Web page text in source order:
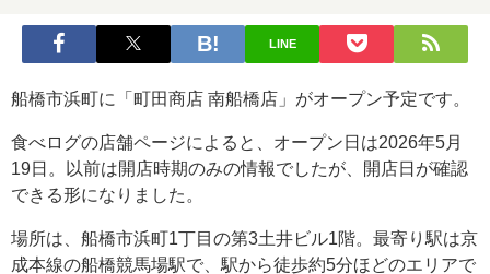
LINE
船橋市浜町に「町田商店 南船橋店」がオープン予定です。
食べログの店舗ページによると、オープン日は2026年5月
19日。以前は開店時期のみの情報でしたが、開店日が確認
できる形になりました。
場所は、船橋市浜町1丁目の第3土井ビル1階。最寄り駅は京
成本線の船橋競馬場駅で、駅から徒歩約5分ほどのエリアで